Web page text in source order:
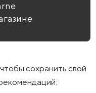
сохранить свой